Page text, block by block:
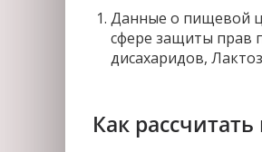
Данные о пищевой
сфере защиты прав
дисахаридов,
Как